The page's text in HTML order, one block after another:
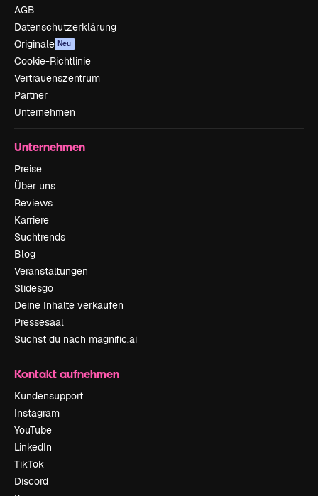
AGB
Datenschutzerklärung
Originale Neu
Cookie-Richtlinie
Vertrauenszentrum
Partner
Unternehmen
Unternehmen
Preise
Über uns
Reviews
Karriere
Suchtrends
Blog
Veranstaltungen
Slidesgo
Deine Inhalte verkaufen
Pressesaal
Suchst du nach magnific.ai
Kontakt aufnehmen
Kundensupport
Instagram
YouTube
LinkedIn
TikTok
Discord